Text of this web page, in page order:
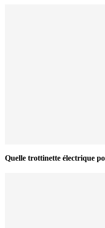
Quelle trottinette électrique